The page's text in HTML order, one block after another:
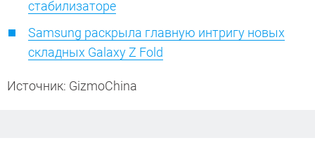
стабилизаторе
Samsung раскрыла главную интригу новых
складных Galaxy Z Fold
Источник: GizmoChina